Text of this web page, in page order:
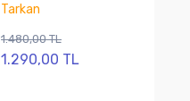
Tarkan
1.480,00 TL
1.290,00 TL